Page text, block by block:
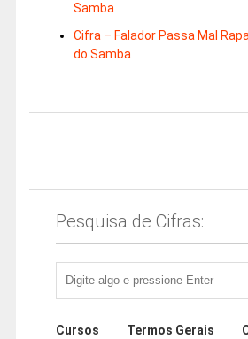
Samba
Cifra – Falador Passa Mal
do Samba
Pesquisa de Cifras:
Cursos Termos Gerais